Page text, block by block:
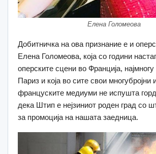
Елена Голомеова
Добитничка на ова признание е и
Елена Голомеова, која со години
оперските сцени во Франција,
Париз и која во сите свои многубројни
француските медиуми не испушта
дека Штип е нејзиниот роден град со
за промоција на нашата заедница.